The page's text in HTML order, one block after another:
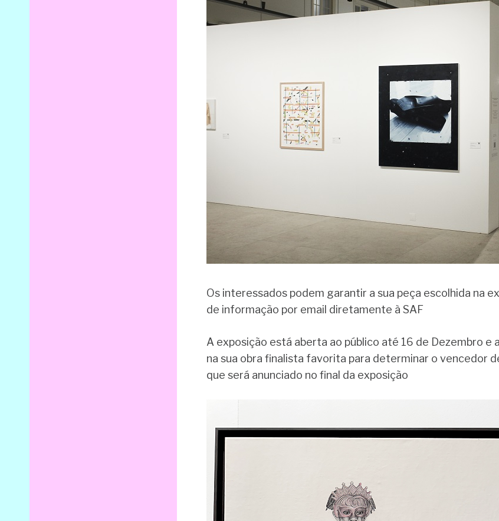
Os interessados podem garantir a sua peça escolhida na
de informação por email diretamente à SAF
A exposição está aberta ao público até 16 de Dezembro
na sua obra finalista favorita para determinar o vencedor
que será anunciado no final da exposição